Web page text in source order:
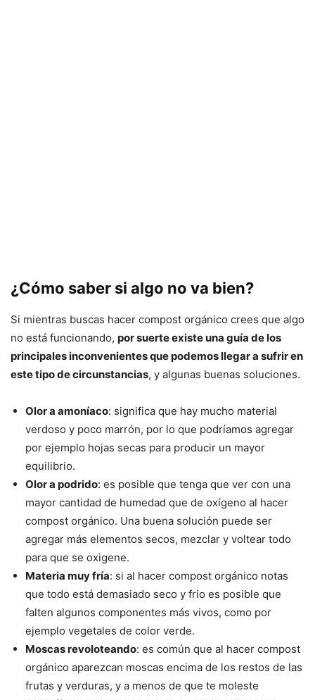
¿Cómo saber si algo no va bien?
Si mientras buscas hacer compost orgánico crees que algo
no está funcionando, por suerte existe una guía de los
principales inconvenientes que podemos llegar a sufrir en
este tipo de circunstancias, y algunas buenas soluciones.
Olor a amoníaco: significa que hay mucho material
verdoso y poco marrón, por lo que podríamos agregar
por ejemplo hojas secas para producir un mayor
equilibrio.
Olor a podrido: es posible que tenga que ver con una
mayor cantidad de humedad que de oxígeno al hacer
compost orgánico. Una buena solución puede ser
agregar más elementos secos, mezclar y voltear todo
para que se oxigene.
Materia muy fría: si al hacer compost orgánico notas
que todo está demasiado seco y frio es posible que
falten algunos componentes más vivos, como por
ejemplo vegetales de color verde.
Moscas revoloteando: es común que al hacer compost
orgánico aparezcan moscas encima de los restos de las
frutas y verduras, y a menos de que te moleste